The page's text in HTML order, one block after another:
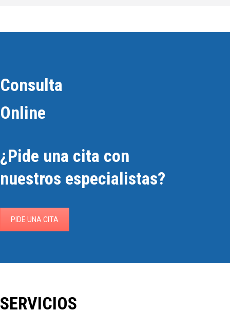
Consulta
Online
¿Pide una cita con
nuestros especialistas?
PIDE UNA CITA
SERVICIOS